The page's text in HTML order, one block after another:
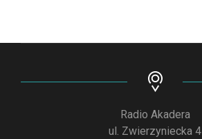
Radio Akadera
ul. Zwierzyniecka 4